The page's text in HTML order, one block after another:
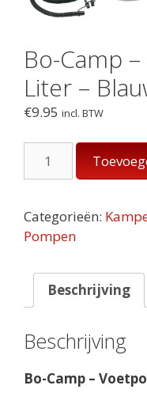
Bo-Camp
Liter –
€9.95 incl. BTW
Camp
Voetpomp
-
Liter
Blauw
Categorieën:
Pompen
Beschrijving
Beschrijving
Bo-Camp –